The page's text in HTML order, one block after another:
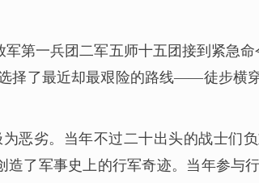
第一兵团二军五师十五团接到紧急
择了最近却最艰险的路线——徒步横
恶劣。当年不过二十出头的战士们
造了军事史上的行军奇迹。当年参与